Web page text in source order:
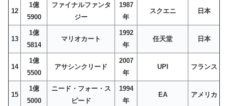
12
1億
5900
ファイナルファンタ
ジー
1987
年
スクエニ 日本
13
1億
5814
マリオカート
1992
年
任天堂 日本
14
1億
5500
アサシンクリード
2007
年
UPI フランス
15
1億
5000
ニード ・フォー・ス
ピード
1994
年
EA アメリカ